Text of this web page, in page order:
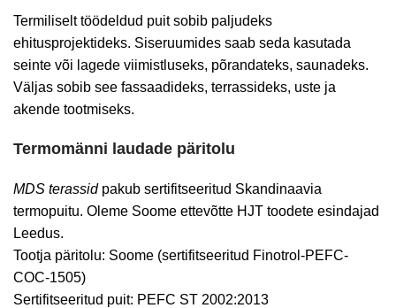
Termiliselt töödeldud puit sobib paljudeks
ehitusprojektideks. Siseruumides saab seda kasutada
seinte või lagede viimistluseks, põrandateks, saunadeks.
Väljas sobib see fassaadideks, terrassideks, uste ja
akende tootmiseks.
Termomänni laudade päritolu
MDS terassidpakub sertifitseeritud Skandinaavia
termopuitu. Oleme Soome ettevõtte HJT toodete esindajad
Leedus.
Tootja päritolu: Soome (sertifitseeritud Finotrol-PEFC-
COC-1505)
Sertifitseeritud puit: PEFC ST 2002:2013